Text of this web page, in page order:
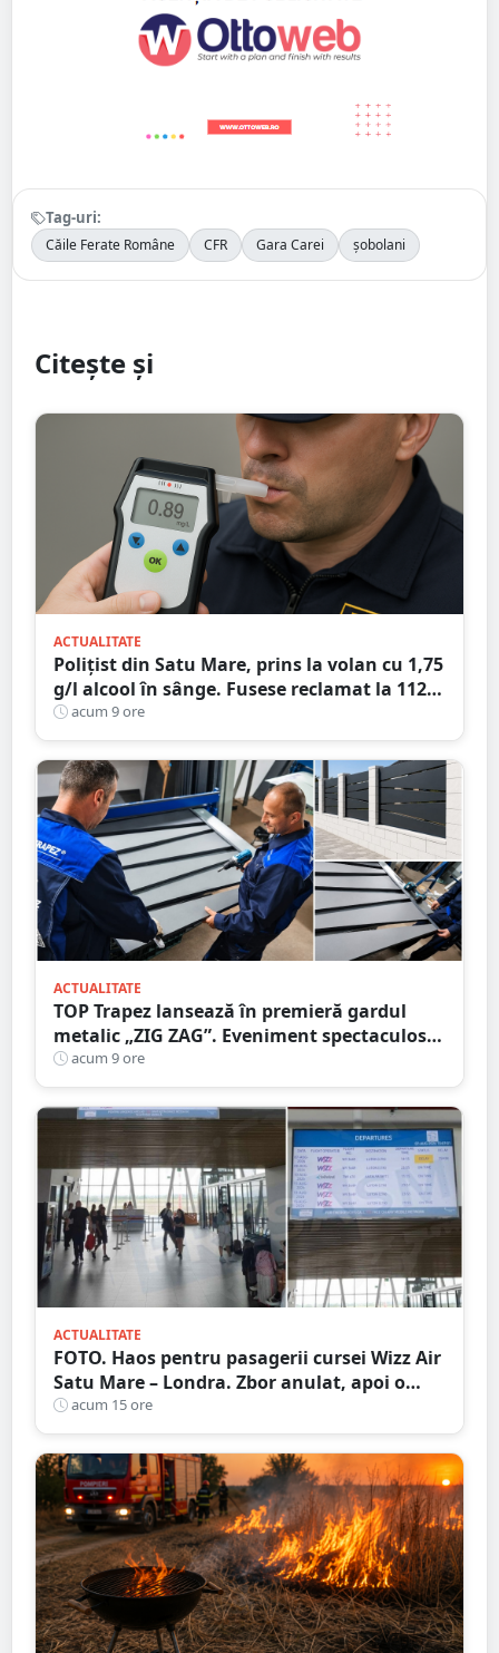
Tag-uri:
Căile Ferate Române CFR Gara Carei șobolani
Citește și
ACTUALITATE
Polițist din Satu Mare, prins la volan cu 1,75
g/l alcool în sânge. Fusese reclamat la 112
că circula pe contrasens
acum 9 ore
ACTUALITATE
TOP Trapez lansează în premieră gardul
metalic „ZIG ZAG”. Eveniment spectaculos
în Grădina Romei
acum 9 ore
ACTUALITATE
FOTO. Haos pentru pasagerii cursei Wizz Air
Satu Mare – Londra. Zbor anulat, apoi o
nouă întârziere. Fără explicații clare
acum 15 ore